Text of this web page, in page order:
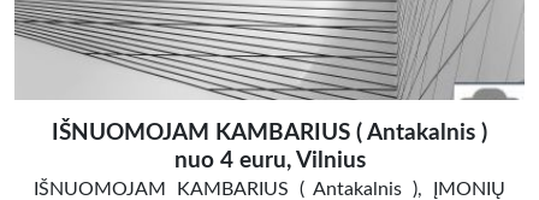
IŠNUOMOJAM KAMBARIUS ( Antakalnis )
nuo 4 euru, Vilnius
IŠNUOMOJAM KAMBARIUS ( Antakalnis ), ĮMONIŲ